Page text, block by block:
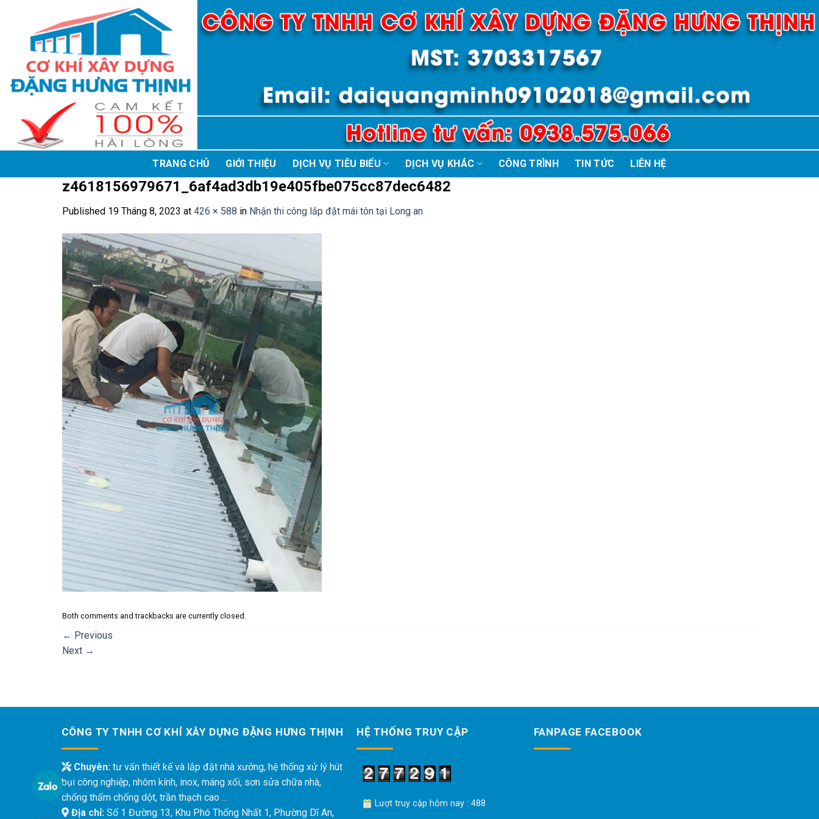
content
TRANG CHỦ GIỚI THIỆU DỊCH VỤ TIÊU BIỂU DỊCH VỤ KHÁC CÔNG TRÌNH TIN TỨC LIÊN HỆ
z4618156979671_6af4ad3db19e405fbe075cc87dec6482
Published 19 Tháng 8, 2023 at 426 × 588 in Nhận thi công lắp đặt mái tôn tại Long an
Both comments and trackbacks are currently closed.
← Previous
Next →
CÔNG TY TNHH CƠ KHÍ XÂY DỰNG ĐẶNG HƯNG THỊNH
Chuyên:tư vấn thiết kế và lắp đặt nhà xưởng, hệ thống xử lý hút
bụi công nghiệp, nhôm kính, inox, máng xối, sơn sửa chữa nhà,
chống thấm chống dột, trần thạch cao ...
Địa chỉ:Số 1 Đường 13, Khu Phó Thống Nhất 1, Phường Dĩ An,
HỆ THỐNG TRUY CẬP
Lượt truy cập hôm nay : 488
FANPAGE FACEBOOK